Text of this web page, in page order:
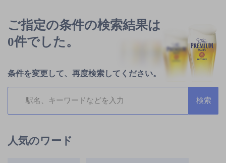
ご指定の条件の検索結果は
0件でした。
条件を変更して、再度検索してください。
人気のワード